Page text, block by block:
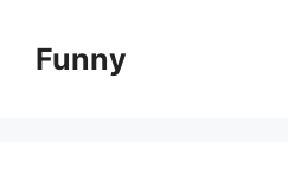
contentFunny